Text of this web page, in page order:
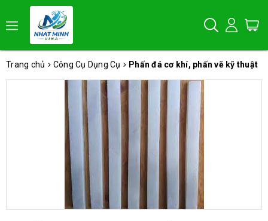
Trang chủ Công Cụ Dụng Cụ Phấn đá cơ khí, phấn vẽ kỹ thuật